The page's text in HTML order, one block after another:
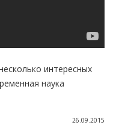
интересных
наука
26.09.2015